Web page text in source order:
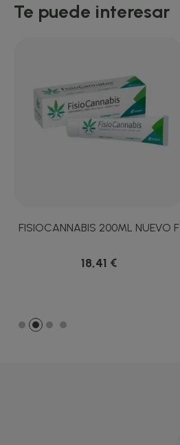
Te puede interesar
FISIOCANNABIS 200ML NUEVO F
18,41 €